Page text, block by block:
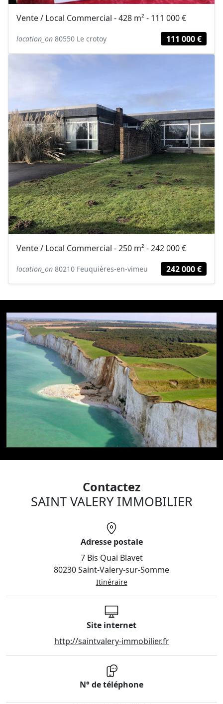
Vente / Local Commercial - 428 m² - 111 000 €
location_on 80550 Le crotoy 111 000 €
Vente / Local Commercial - 250 m² - 242 000 €
location_on 80210 Feuquières-en-vimeu 242 000 €
Contactez
SAINT VALERY IMMOBILIER
Adresse postale
7 Bis Quai Blavet
80230 Saint-Valery-sur-Somme
Itinéraire
Site internet
http://saintvalery-immobilier.fr
N° de téléphone